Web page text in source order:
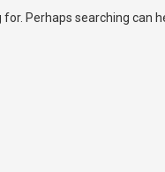
Perhaps searching can